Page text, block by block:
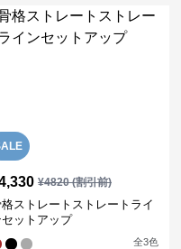
¥4820(割引前)
ストレートストレートライ
セットアップ
全3色